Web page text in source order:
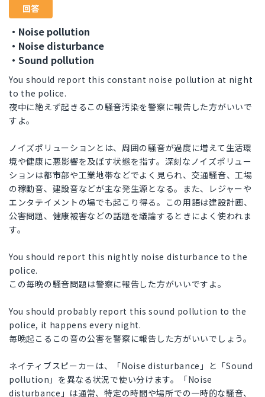
回答
・Noise pollution
・Noise disturbance
・Sound pollution
You should report this constant noise pollution at night
to the police.
夜中に絶えず起きるこの騒音汚染を警察に報告した方がいいで
すよ。
ノイズポリューションとは、周囲の騒音が過度に増えて生活環
境や健康に悪影響を及ぼす状態を指す。深刻なノイズポリュー
ションは都市部や工業地帯などでよく見られ、交通騒音、工場
の稼動音、建設音などが主な発生源となる。また、レジャーや
エンタテイメントの場でも起こり得る。この用語は建設計画、
公害問題、健康被害などの話題を議論するときによく使われま
す。
You should report this nightly noise disturbance to the
police.
この毎晩の騒音問題は警察に報告した方がいいですよ。
You should probably report this sound pollution to the
police, it happens every night.
毎晩起こるこの音の公害を警察に報告した方がいいでしょう。
ネイティブスピーカーは、「Noise disturbance」と「Sound
pollution」を異なる状況で使い分けます。「Noise
disturbance」は通常、特定の時間や場所での一時的な騒音、